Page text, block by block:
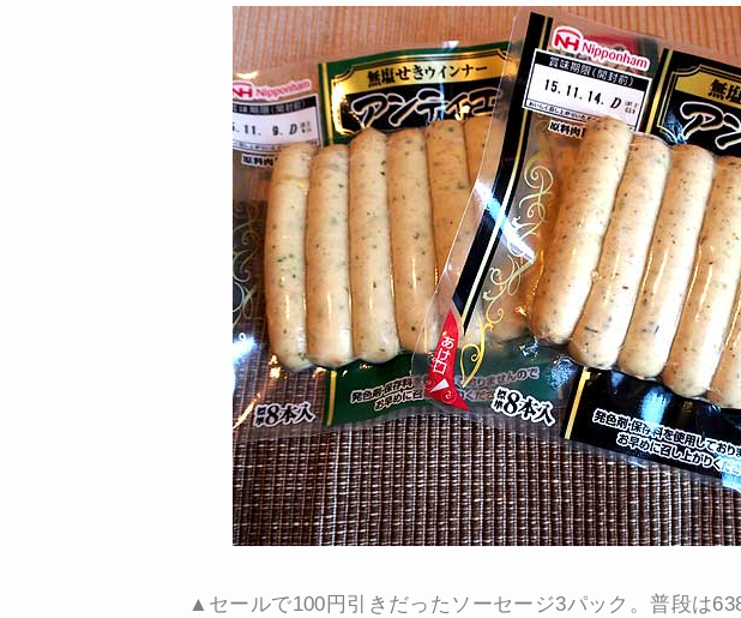
▲セールで100円引きだったソーセージ3パック。普段は